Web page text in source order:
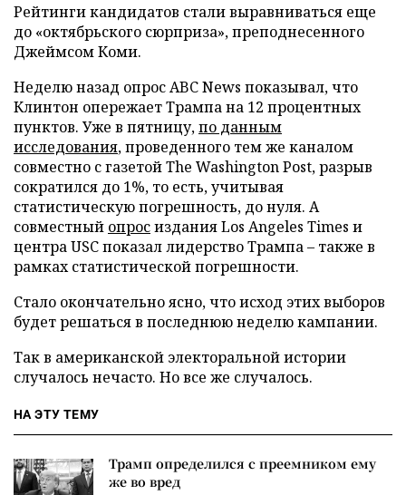
Рейтинги кандидатов стали выравниваться еще
до «октябрьского сюрприза», преподнесенного
Джеймсом Коми.
Неделю назад опрос ABC News показывал, что
Клинтон опережает Трампа на 12 процентных
пунктов. Уже в пятницу,по данным
исследования, проведенного тем же каналом
совместно с газетой The Washington Post, разрыв
сократился до 1%, то есть, учитывая
статистическую погрешность, до нуля. А
совместный опросиздания Los Angeles Times и
центра USC показал лидерство Трампа – также в
рамках статистической погрешности.
Стало окончательно ясно, что исход этих выборов
будет решаться в последнюю неделю кампании.
Так в американской электоральной истории
случалось нечасто. Но все же случалось.
НА ЭТУ ТЕМУ
Трамп определился с преемником ему
же во вред